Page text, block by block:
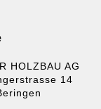
HOLZBAU AG
14